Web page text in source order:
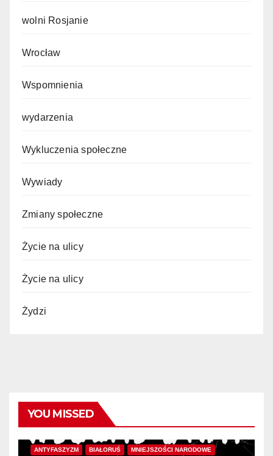
wolni Rosjanie
Wrocław
Wspomnienia
wydarzenia
Wykluczenia społeczne
Wywiady
Zmiany społeczne
Życie na ulicy
Życie na ulicy
Żydzi
YOU MISSED
ANTYFASZYZM BIAŁORUŚ MNIEJSZOŚCI NARODOWE